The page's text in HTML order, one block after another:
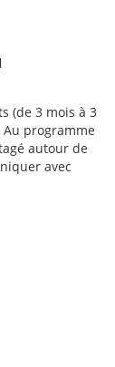
(de 3 mois à 3
programme
autour de
avec